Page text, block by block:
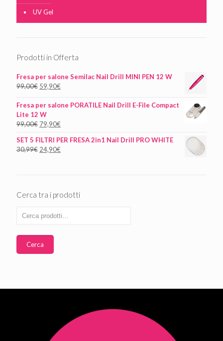
UV Gel
Prodotti in Offerta
Fresa per salone Semilac Nail Drill MINI PEN 12 W
99,00€ 59,90€
Fresa per salone PORATILE Nail Drill E-File Compact
Lite 12 W
99,00€ 79,90€
SET 5 FILTRI PER FRESA 2in1 Nail Drill PRO WHITE
30,99€ 24,90€
Cerca tra i prodotti
Cerca